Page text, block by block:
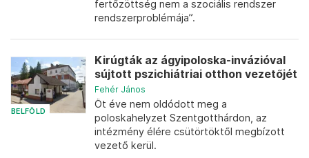
fertőzöttség nem a szociális rendszer
rendszerproblémája”.
BELFÖLD
Kirúgták az ágyipoloska-invázióval
sújtott pszichiátriai otthon vezetőjét
Fehér János
Öt éve nem oldódott meg a
poloskahelyzet Szentgotthárdon, az
intézmény élére csütörtöktől megbízott
vezető kerül.